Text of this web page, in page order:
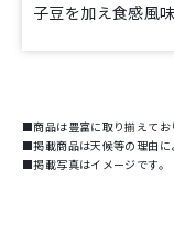
子豆を加え食感風
■商品は豊富に取り揃えてお
■掲載商品は天候等の理由に
■掲載写真はイメージです。